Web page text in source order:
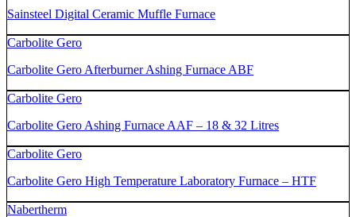
Sainsteel Digital Ceramic Muffle Furnace
Carbolite Gero
Carbolite Gero Afterburner Ashing Furnace ABF
Carbolite Gero
Carbolite Gero Ashing Furnace AAF – 18 & 32 Litres
Carbolite Gero
Carbolite Gero High Temperature Laboratory Furnace – HTF
Nabertherm